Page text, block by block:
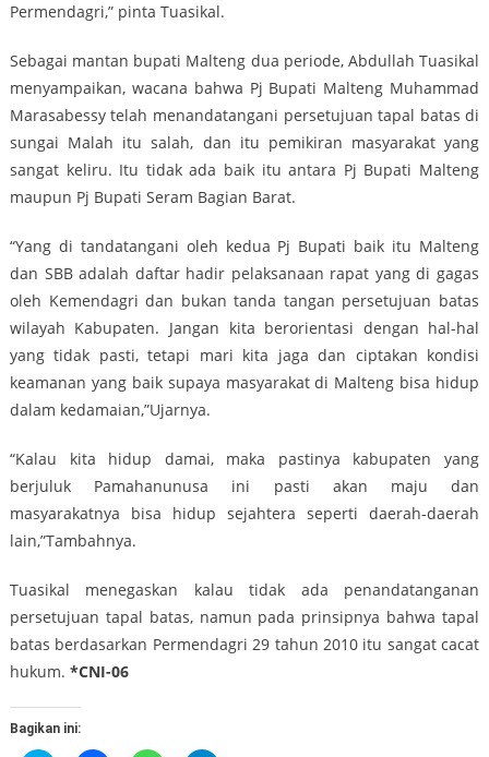
Permendagri,” pinta Tuasikal.
Sebagai mantan bupati Malteng dua periode, Abdullah Tuasikal
menyampaikan, wacana bahwa Pj Bupati Malteng Muhammad
Marasabessy telah menandatangani persetujuan tapal batas di
sungai Malah itu salah, dan itu pemikiran masyarakat yang
sangat keliru. Itu tidak ada baik itu antara Pj Bupati Malteng
maupun Pj Bupati Seram Bagian Barat.
“Yang di tandatangani oleh kedua Pj Bupati baik itu Malteng
dan SBB adalah daftar hadir pelaksanaan rapat yang di gagas
oleh Kemendagri dan bukan tanda tangan persetujuan batas
wilayah Kabupaten. Jangan kita berorientasi dengan hal-hal
yang tidak pasti, tetapi mari kita jaga dan ciptakan kondisi
keamanan yang baik supaya masyarakat di Malteng bisa hidup
dalam kedamaian,”Ujarnya.
“Kalau kita hidup damai, maka pastinya kabupaten yang
berjuluk Pamahanunusa ini pasti akan maju dan
masyarakatnya bisa hidup sejahtera seperti daerah-daerah
lain,”Tambahnya.
Tuasikal menegaskan kalau tidak ada penandatanganan
persetujuan tapal batas, namun pada prinsipnya bahwa tapal
batas berdasarkan Permendagri 29 tahun 2010 itu sangat cacat
hukum. *CNI-06
Bagikan ini: